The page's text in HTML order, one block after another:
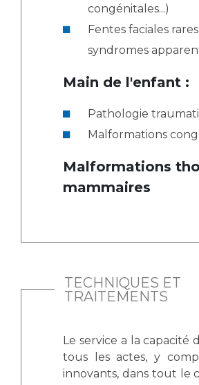
congénitales...)
Fentes faciales
syndromes
Main de l'enfant :
Pathologie
Malformations
Malformations
mammaires
TECHNIQUES ET
TRAITEMENTS
Le service a la capacité
tous les actes, y
innovants, dans tout le